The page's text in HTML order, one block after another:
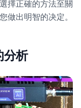
擇正確的方法至關
做出明智的决定。
分析